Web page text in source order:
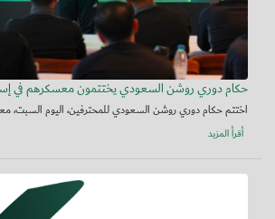
حكام دوري روشن السعودي يختتمون معسكرهم في
اختتم حكام دوري روشن السعودي للمحترفين، اليوم السبت،
أقرأ المزيد